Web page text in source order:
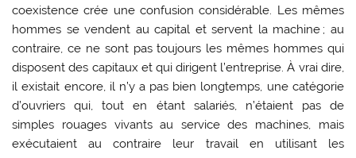
coexistence crée une confusion considérable. Les mêmes
hommes se vendent au capital et servent la machine ; au
contraire, ce ne sont pas toujours les mêmes hommes qui
disposent des capitaux et qui dirigent l’entreprise. À vrai dire,
il existait encore, il n’y a pas bien longtemps, une catégorie
d’ouvriers qui, tout en étant salariés, n’étaient pas de
simples rouages vivants au service des machines, mais
exécutaient au contraire leur travail en utilisant les